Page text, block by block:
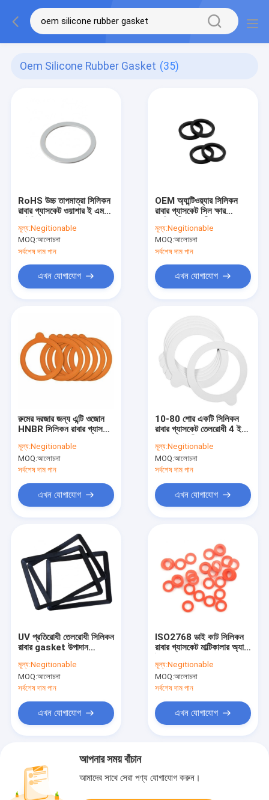
Oem Silicone Rubber Gasket (35)
RoHS উচ্চ তাপমাত্রা সিলিকন
রাবার গ্যাসকেট ওয়াশার ই এম
মূল্য:Negitionable
MOQ:আলোচনা
সর্বশেষ দাম পান
এখন যোগাযোগ
OEM অ্যান্টিওয়্যার সিলিকন
রাবার গ্যাসকেট সিল ক্ষার
মূল্য:Negitionable
MOQ:আলোচনা
সর্বশেষ দাম পান
এখন যোগাযোগ
রুমের দরজার জন্য এন্টি ওজোন
HNBR সিলিকন রাবার গ্যাসকেট
মূল্য:Negitionable
MOQ:আলোচনা
সর্বশেষ দাম পান
এখন যোগাযোগ
10-80 শোর একটি সিলিকন
রাবার গ্যাসকেট তেলরোধী 4 ইঞ্চি
মূল্য:Negitionable
MOQ:আলোচনা
সর্বশেষ দাম পান
এখন যোগাযোগ
UV প্রতিরোধী তেলরোধী সিলিকন
রাবার gasket উপাদান
মূল্য:Negitionable
MOQ:আলোচনা
সর্বশেষ দাম পান
এখন যোগাযোগ
ISO2768 ডাই কাট সিলিকন
রাবার গ্যাসকেট মাল্টিকালার অ্যান্টি
মূল্য:Negitionable
MOQ:আলোচনা
সর্বশেষ দাম পান
এখন যোগাযোগ
আপনার সময় বাঁচান
আমাদের সাথে সেরা পণ্য যোগাযোগ করুন।